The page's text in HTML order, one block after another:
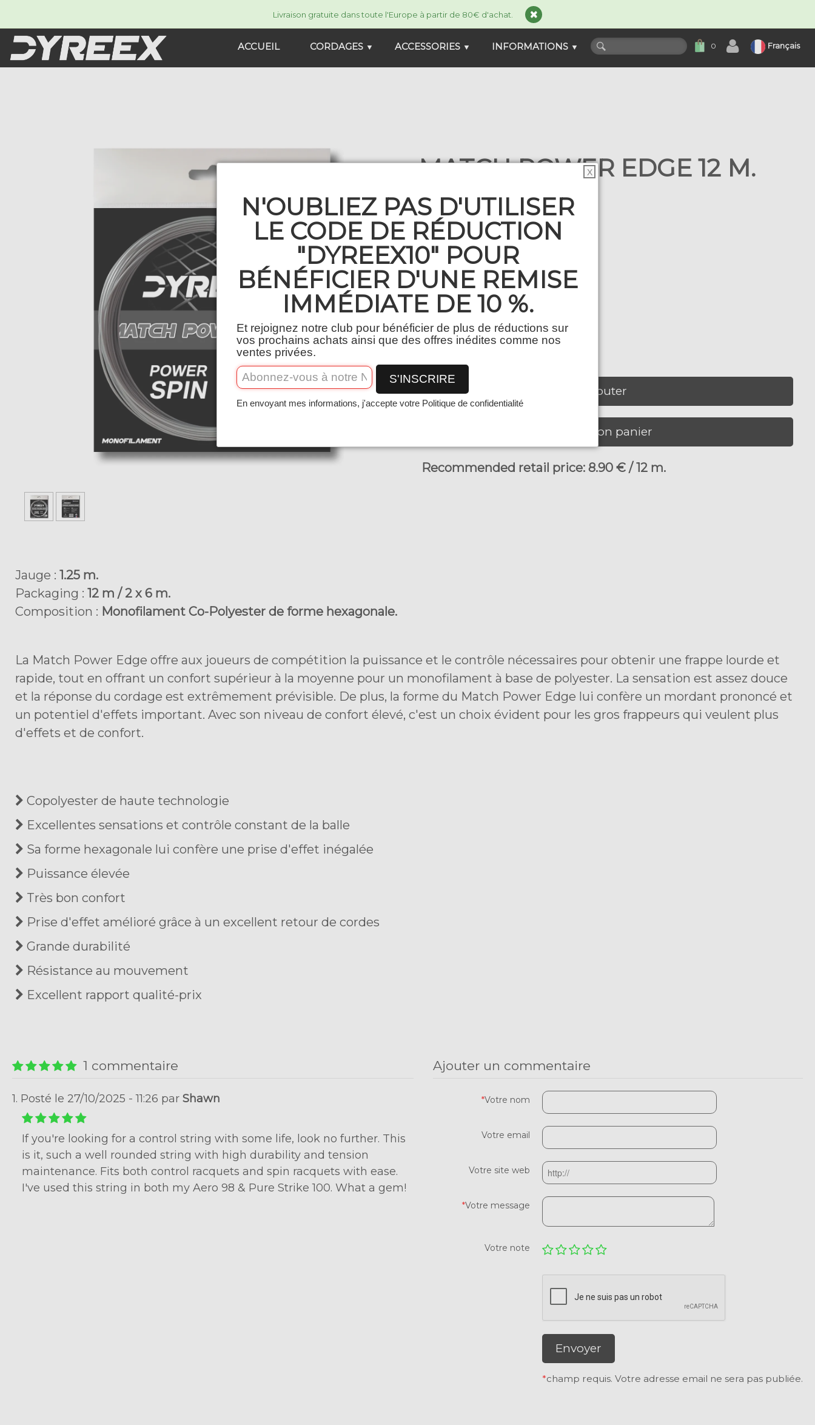
Livraison gratuite dans toute l'Europe à partir de 80€ d'achat.
ACCUEIL CORDAGES ▼ ACCESSORIES ▼ INFORMATIONS ▼ 0 Français
MATCH POWER EDGE 12 M.
8,90 €
MPEDGE_200
En stock
Jauge
Packaging
Quantité
Ajouter
Voir mon panier
Recommended retail price: 8.90 € / 12 m.
Jauge : 1.25 m.
Packaging : 12 m / 2 x 6 m.
Composition : Monofilament Co-Polyester de forme hexagonale.
La Match Power Edge offre aux joueurs de compétition la puissance et le contrôle nécessaires pour obtenir une frappe lourde et
rapide, tout en offrant un confort supérieur à la moyenne pour un monofilament à base de polyester. La sensation est assez douce
et la réponse du cordage est extrêmement prévisible. De plus, la forme du Match Power Edge lui confère un mordant prononcé et
un potentiel d'effets important. Avec son niveau de confort élevé, c'est un choix évident pour les gros frappeurs qui veulent plus
d'effets et de confort.
Copolyester de haute technologie
Excellentes sensations et contrôle constant de la balle
Sa forme hexagonale lui confère une prise d'effet inégalée
Puissance élevée
Très bon confort
Prise d'effet amélioré grâce à un excellent retour de cordes
Grande durabilité
Résistance au mouvement
Excellent rapport qualité-prix
1 commentaire
1. Posté le 27/10/2025 - 11:26 par Shawn
If you're looking for a control string with some life, look no further. This
is it, such a well rounded string with high durability and tension
maintenance. Fits both control racquets and spin racquets with ease.
I've used this string in both my Aero 98 & Pure Strike 100. What a gem!
Ajouter un commentaire
*Votre nom
Votre email
Votre site web
*Votre message
Votre note
Envoyer
*champ requis. Votre adresse email ne sera pas publiée.
X
N'OUBLIEZ PAS D'UTILISER
LE CODE DE RÉDUCTION
"DYREEX10" POUR
BÉNÉFICIER D'UNE REMISE
IMMÉDIATE DE 10 %.
Et rejoignez notre club pour bénéficier de plus de réductions sur
vos prochains achats ainsi que des offres inédites comme nos
ventes privées.
S'INSCRIRE
En envoyant mes informations, j'accepte votre Politique de confidentialité